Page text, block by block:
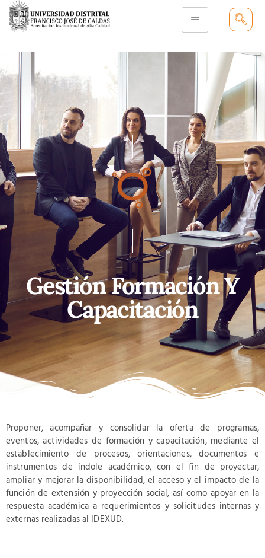
Gestión Formación Y
Capacitación
Proponer, acompañar y consolidar la oferta de programas,
eventos, actividades de formación y capacitación, mediante el
establecimiento de procesos, orientaciones, documentos e
instrumentos de índole académico, con el fin de proyectar,
ampliar y mejorar la disponibilidad, el acceso y el impacto de la
función de extensión y proyección social, así como apoyar en la
respuesta académica a requerimientos y solicitudes internas y
externas realizadas al IDEXUD.